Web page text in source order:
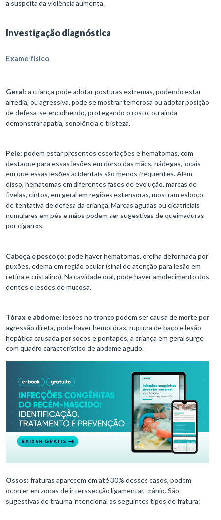
a suspeita da violência aumenta.
Investigação diagnóstica
Exame físico
Geral: a criança pode adotar posturas extremas, podendo estar
arredia, ou agressiva, pode se mostrar temerosa ou adotar posição
de defesa, se encolhendo, protegendo o rosto, ou ainda
demonstrar apatia, sonolência e tristeza.
Pele: podem estar presentes escoriações e hematomas, com
destaque para essas lesões em dorso das mãos, nádegas, locais
em que essas lesões acidentais são menos frequentes. Além
disso, hematomas em diferentes fases de evolução, marcas de
fivelas, cintos, em geral em regiões extensoras, mostram esboço
de tentativa de defesa da criança. Marcas agudas ou cicatriciais
numulares em pés e mãos podem ser sugestivas de queimaduras
por cigarros.
Cabeça e pescoço: pode haver hematomas, orelha deformada por
puxões, edema em região ocular (sinal de atenção para lesão em
retina e cristalino). Na cavidade oral, pode haver amolecimento dos
dentes e lesões de mucosa.
Tórax e abdome: lesões no tronco podem ser causa de morte por
agressão direta, pode haver hemotórax, ruptura de baço e lesão
hepática causada por socos e pontapés, a criança em geral surge
com quadro característico de abdome agudo.
Ossos: fraturas aparecem em até 30% desses casos, podem
ocorrer em zonas de interssecção ligamentar, crânio. São
sugestivas de trauma intencional os seguintes tipos de fratura: